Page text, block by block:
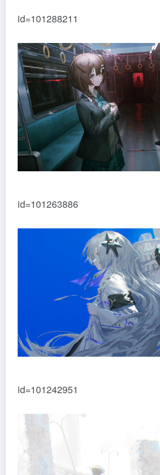
id=101288211
id=101263886
id=101242951